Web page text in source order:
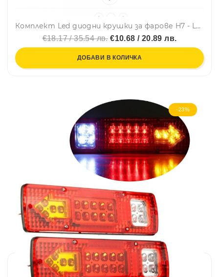
Комплект Led диодни крушки за фарове H7 - LED Headlight LED H7, 72W, 9-32V
€18.17 / 35.54 лв.€10.68 / 20.89 лв.
ДОБАВИ В КОЛИЧКА
-23%